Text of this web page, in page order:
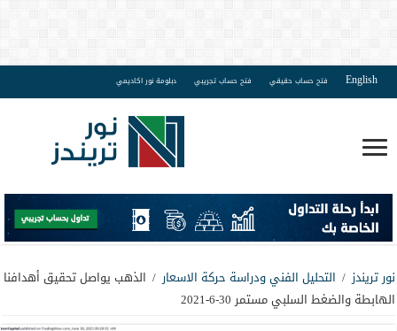
English فتح حساب حقيقي فتح حساب تجريبي دبلومة نور اكاديمي
نور تريندز / التحليل الفني ودراسة حركة الاسعار / الذهب يواصل تحقيق أهدافنا
الهابطة والضغط السلبي مستمر 30-6-2021